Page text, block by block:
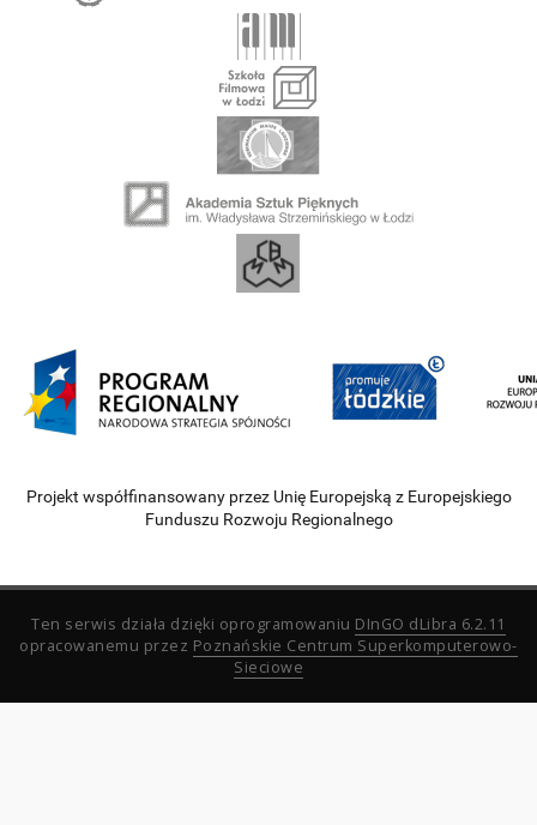
Projekt współfinansowany przez Unię Europejską z Europejskiego
Funduszu Rozwoju Regionalnego
Ten serwis działa dzięki oprogramowaniu DInGO dLibra 6.2.11
opracowanemu przez Poznańskie Centrum Superkomputerowo-
Sieciowe